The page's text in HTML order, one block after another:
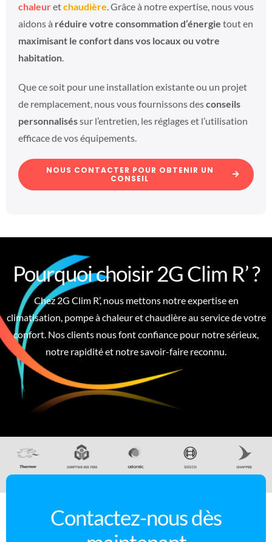
chaleuretchaudière. Grâce à notre expertise, nous vous
aidons à réduire votre consommation d’énergie tout en
maximisant le confort dans vos locaux ou votre
habitation.
Que ce soit pour une installation existante ou un projet
de remplacement, nous vous fournissons desconseils
personnaliséssur l’entretien, les réglages et l’utilisation
efficace de vos équipements.
NOUS CONTACTER POUR OBTENIR UN
CONSEIL
Pourquoi choisir 2G Clim R’ ?
Chez 2G Clim R’, nous mettons notre expertise en
climatisation, pompe à chaleur et chaudière au service de votre
confort. Nos clients nous font confiance pour notre sérieux,
notre rapidité et notre savoir-faire reconnu.
Contactez-nous dès